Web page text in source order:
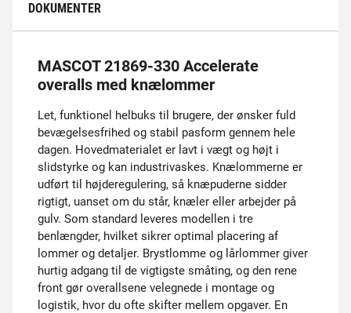
DOKUMENTER
MASCOT 21869-330 Accelerate
overalls med knælommer
Let, funktionel helbuks til brugere, der ønsker fuld
bevægelsesfrihed og stabil pasform gennem hele
dagen. Hovedmaterialet er lavt i vægt og højt i
slidstyrke og kan industrivaskes. Knælommerne er
udført til højderegulering, så knæpuderne sidder
rigtigt, uanset om du står, knæler eller arbejder på
gulv. Som standard leveres modellen i tre
benlængder, hvilket sikrer optimal placering af
lommer og detaljer. Brystlomme og lårlommer giver
hurtig adgang til de vigtigste småting, og den rene
front gør overallsene velegnede i montage og
logistik, hvor du ofte skifter mellem opgaver. En